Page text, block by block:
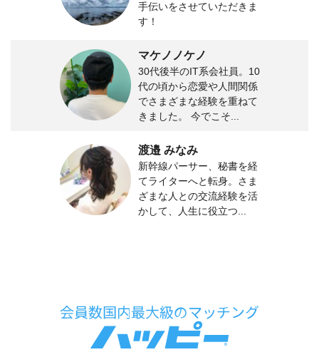
手伝いをさせていただきま
す！
マケノノケノ
30代後半のIT系会社員。10
代の頃から恋愛や人間関係
でさまざまな経験を重ねて
きました。 今でこそ...
渡邉 みなみ
新幹線パーサー、秘書を経
てライターへと転身。さま
ざまな人との交流経験を活
かして、人生に役立つ...